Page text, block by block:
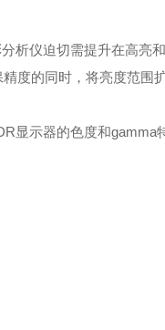
析仪迫切需提升在高亮和
度的同时，将亮度范围
显示器的色度和gamma